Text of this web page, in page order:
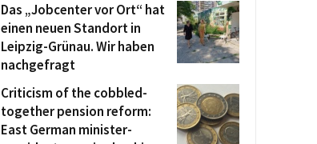
Das „Jobcenter vor Ort“ hat
einen neuen Standort in
Leipzig-Grünau. Wir haben
nachgefragt
Criticism of the cobbled-
together pension reform:
East German minister-